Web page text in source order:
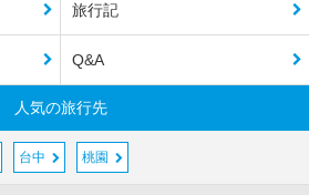
旅行記
Q&A
人気の旅行先
台中 桃園